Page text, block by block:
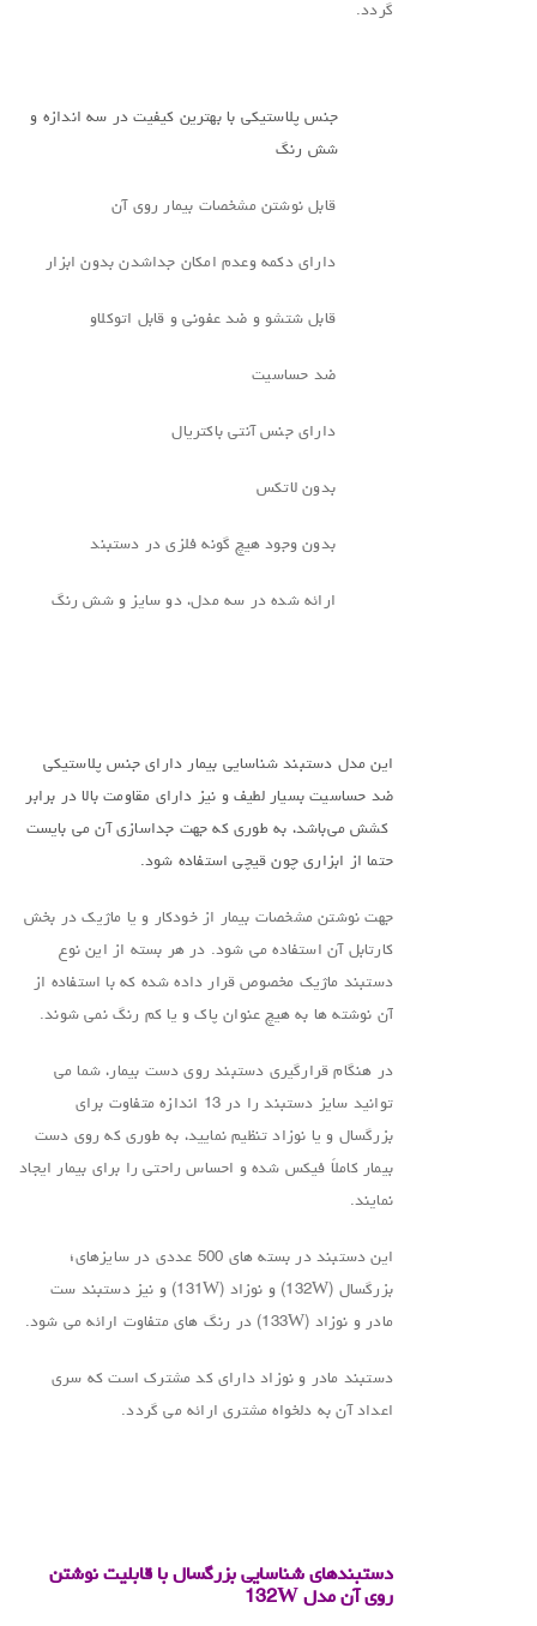
گردد.
جنس پلاستیکی با بهترین کیفیت در سه اندازه و
شش رنگ
قابل نوشتن مشخصات بیمار روی آن
دارای دکمه وعدم امکان جداشدن بدون ابزار
قابل شتشو و ضد عفونی و قابل اتوکلاو
ضد حساسیت
دارای جنس آنتی باکتریال
بدون لاتکس
بدون وجود هیچ گونه فلزی در دستبند
ارائه شده در سه مدل، دو سایز و شش رنگ
این مدل دستبند شناسایی بیمار دارای جنس پلاستیکی
ضد حساسیت بسیار لطیف و نیز دارای مقاومت بالا در برابر
کشش می‌باشد، به طوری که جهت جداسازی آن می بایست
حتما از ابزاری چون قیچی استفاده شود.
جهت نوشتن مشخصات بیمار از خودکار و یا ماژیک در بخش
کارتابل آن استفاده می شود. در هر بسته از این نوع
دستبند ماژیک مخصوص قرار داده شده که با استفاده از
آن نوشته ها به هیچ عنوان پاک و یا کم رنگ نمی شوند.
در هنگام قرارگیری دستبند روی دست بیمار، شما می
توانید سایز دستبند را در 13 اندازه متفاوت برای
بزرگسال و یا نوزاد تنظیم نمایید، به طوری که روی دست
بیمار کاملاً فیکس شده و احساس راحتی را برای بیمار ایجاد
نمایند.
این دستبند در بسته های 500 عددی در سایزهای؛
بزرگسال (132W) و نوزاد (131W) و نیز دستبند ست
مادر و نوزاد (133W) در رنگ های متفاوت ارائه می شود.
دستبند مادر و نوزاد دارای کد مشترک است که سری
اعداد آن به دلخواه مشتری ارائه می گردد.
دستبندهای شناسایی بزرگسال با قابلیت نوشتن
روی آن مدل 132W